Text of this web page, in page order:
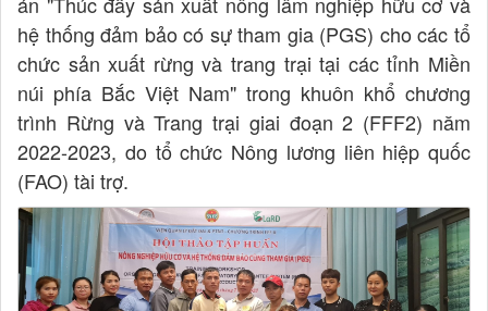
hệ thống đảm bảo có sự tham gia (PGS) cho các tổ
chức sản xuất rừng và trang trại tại các tỉnh Miền
núi phía Bắc Việt Nam" trong khuôn khổ chương
trình Rừng và Trang trại giai đoạn 2 (FFF2) năm
2022-2023, do tổ chức Nông lương liên hiệp quốc
(FAO) tài trợ.